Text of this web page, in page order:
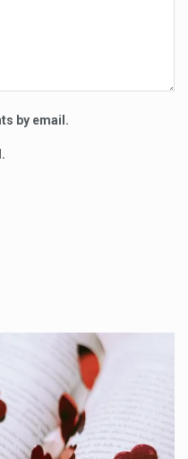
by email.